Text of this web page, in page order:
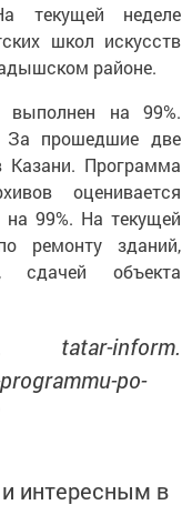
текущей неделе
школ искусств
районе.
выполнен на 99%.
За прошедшие две
Казани. Программа
оценивается
99%. На текущей
ремонту зданий,
сдачей объекта
tatar-inform.
po-
интересным в